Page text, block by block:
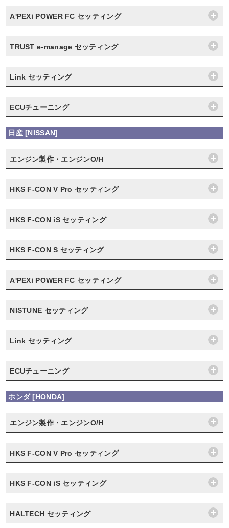
A'PEXi POWER FC セッティング
TRUST e-manage セッティング
Link セッティング
ECUチューニング
日産 [NISSAN]
エンジン製作・エンジンO/H
HKS F-CON V Pro セッティング
HKS F-CON iS セッティング
HKS F-CON S セッティング
A'PEXi POWER FC セッティング
NISTUNE セッティング
Link セッティング
ECUチューニング
ホンダ [HONDA]
エンジン製作・エンジンO/H
HKS F-CON V Pro セッティング
HKS F-CON iS セッティング
HALTECH セッティング